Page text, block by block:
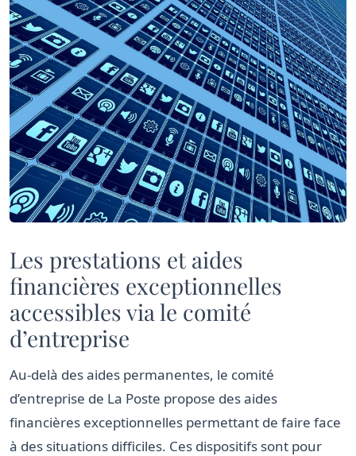
Les prestations et aides
financières exceptionnelles
accessibles via le comité
d’entreprise
Au-delà des aides permanentes, le comité
d’entreprise de La Poste propose des aides
financières exceptionnelles permettant de faire face
à des situations difficiles. Ces dispositifs sont pour